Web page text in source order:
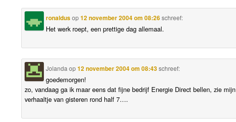
ronaldusop12 november 2004 om 08:26schreef:
Het werk roept, een prettige dag allemaal.
Jolanda op12 november 2004 om 08:43schreef:
goedemorgen!
zo, vandaag ga ik maar eens dat fijne bedrijf Energie Direct bellen, zie mijn
verhaaltje van gisteren rond half 7….